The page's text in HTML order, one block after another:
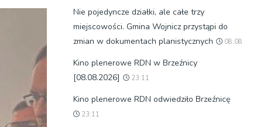
Nie pojedyncze działki, ale całe trzy
miejscowości. Gmina Wojnicz przystąpi do
zmian w dokumentach planistycznych
08:08
Kino plenerowe RDN w Brzeźnicy
[08.08.2026]
23:11
Kino plenerowe RDN odwiedziło Brzeźnicę
23:11